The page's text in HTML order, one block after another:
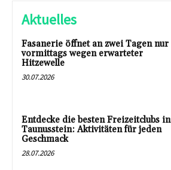
Aktuelles
Fasanerie öffnet an zwei Tagen nur
vormittags wegen erwarteter
Hitzewelle
30.07.2026
Entdecke die besten Freizeitclubs in
Taunusstein: Aktivitäten für jeden
Geschmack
28.07.2026